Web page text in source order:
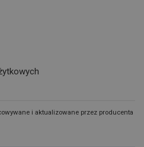
i aktualizowane przez producenta